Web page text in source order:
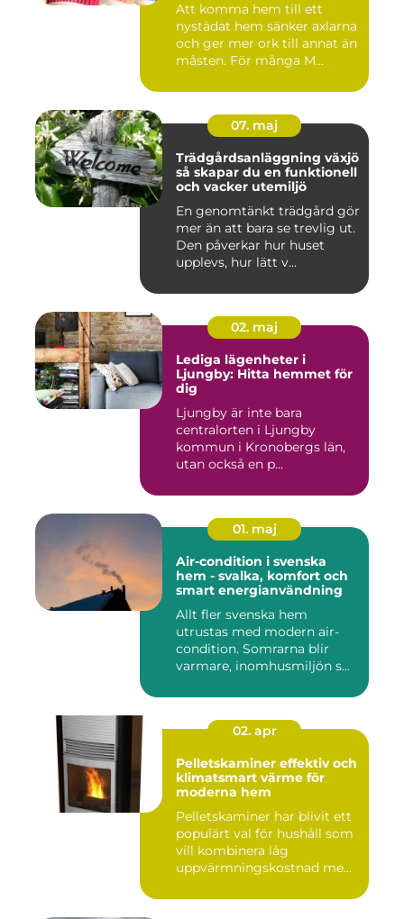
Att komma hem till ett
nystädat hem sänker axlarna
och ger mer ork till annat än
måsten. För många M...
07. maj
Trädgårdsanläggning växjö
så skapar du en funktionell
och vacker utemiljö
En genomtänkt trädgård gör
mer än att bara se trevlig ut.
Den påverkar hur huset
upplevs, hur lätt v...
02. maj
Lediga lägenheter i
Ljungby: Hitta hemmet för
dig
Ljungby är inte bara
centralorten i Ljungby
kommun i Kronobergs län,
utan också en p...
01. maj
Air-condition i svenska
hem - svalka, komfort och
smart energianvändning
Allt fler svenska hem
utrustas med modern air-
condition. Somrarna blir
varmare, inomhusmiljön s...
02. apr
Pelletskaminer effektiv och
klimatsmart värme för
moderna hem
Pelletskaminer har blivit ett
populärt val för hushåll som
vill kombinera låg
uppvärmningskostnad me...